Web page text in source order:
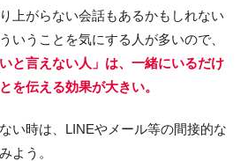
上がらない会話もあるかもしれない
いうことを気にする人が多いので、
と言えない人」は、 一緒にいるだけ
を伝える効果が大きい。
い時は、LINEやメール等の間接的な
よう。